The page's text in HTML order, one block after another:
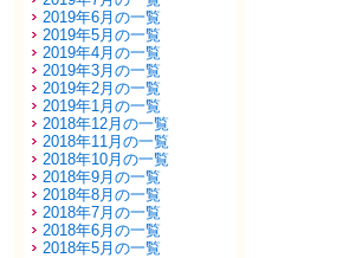
2019年6月の一覧
2019年5月の一覧
2019年4月の一覧
2019年3月の一覧
2019年2月の一覧
2019年1月の一覧
2018年12月の一覧
2018年11月の一覧
2018年10月の一覧
2018年9月の一覧
2018年8月の一覧
2018年7月の一覧
2018年6月の一覧
2018年5月の一覧